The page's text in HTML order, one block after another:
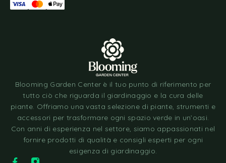
Blooming Garden Center è il tuo punto di riferimento per
tutto ciò che riguarda il giardinaggio e la cura delle
piante. Offriamo una vasta selezione di piante, strumenti e
accessori per trasformare ogni spazio verde in un’oasi.
Con anni di esperienza nel settore, siamo appassionati nel
fornire prodotti di qualità e consigli esperti per ogni
esigenza di giardinaggio.